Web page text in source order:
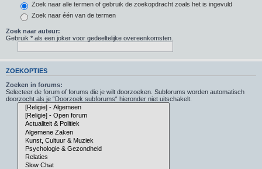
Zoek naar alle termen of gebruik de zoekopdracht zoals het is ingevuld
Zoek naar één van de termen
Zoek naar auteur:
Gebruik * als een joker voor gedeeltelijke overeenkomsten.
ZOEKOPTIES
Zoeken in forums:
Selecteer de forum of forums die je wilt doorzoeken. Subforums worden automatisch
doorzocht als je “Doorzoek subforums“ hieronder niet uitschakelt.